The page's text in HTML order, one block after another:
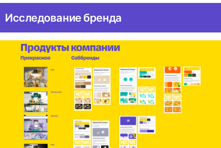
Исследование бренда